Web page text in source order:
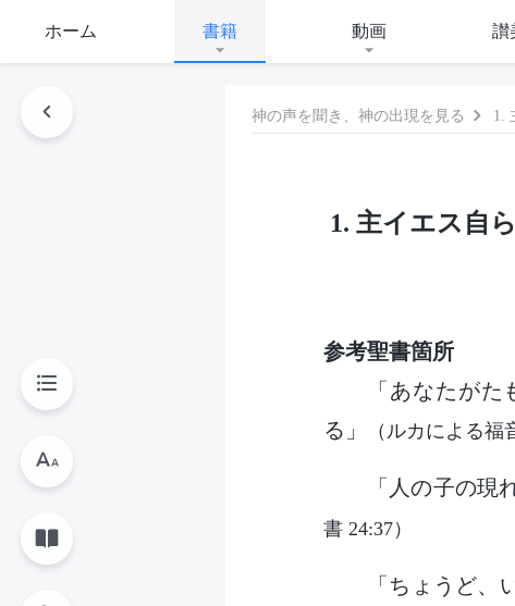
ホーム 書籍 動画 讃
神の声を聞き、神の出現を見る 1.
1. 主イエス自
参考聖書箇所
「あなたが
る」
（ルカによる福
「人の子の現
書 24:37）
「ちょうど